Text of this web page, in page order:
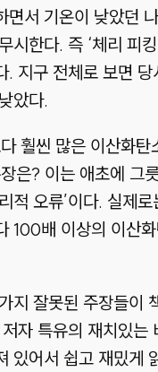
면서 기온이 낮았던
시한다. 즉 ‘체리 피킹
. 지구 전체로 보면 당
았다.
훨씬 많은 이산화탄
은? 이는 애초에 그
적 오류’이다. 실제로
100배 이상의 이산
지 잘못된 주장들이
저자 특유의 재치있는
있어서 쉽고 재밌게